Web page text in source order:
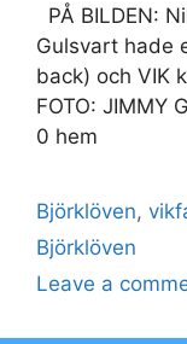
PÅ BILDEN:
Gulsvart hade
back) och VIK
FOTO: JIMMY
0 hem
Categories
Björklöven,
Tags
Björklöven
Leave a